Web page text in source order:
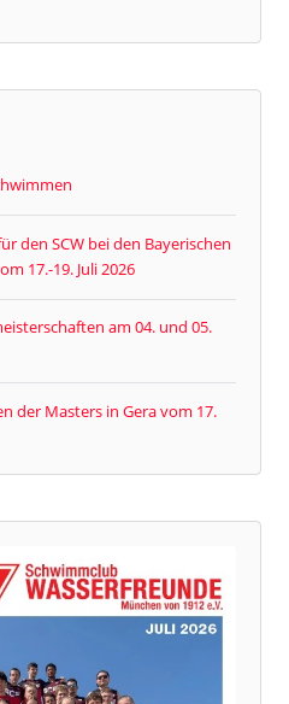
den SCW bei den Bayerischen
17.-19. Juli 2026
am 04. und 05.
der Masters in Gera vom 17.